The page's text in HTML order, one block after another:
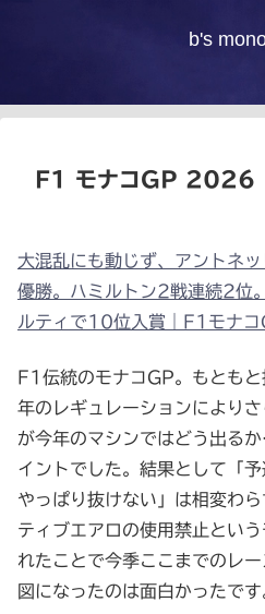
b's
F1 モナコGP 2026
大混乱にも動じず、アントネ
優勝。ハミルトン2戦連続2位
ルティで10位入賞｜F1モナコ
F1伝統のモナコGP。もとも
年のレギュレーションにより
が今年のマシンではどう出る
イントでした。結果として「
やっぱり抜けない」は相変わ
ティブエアロの使用禁止とい
れたことで今季ここまでのレ
図になったのは面白かったです